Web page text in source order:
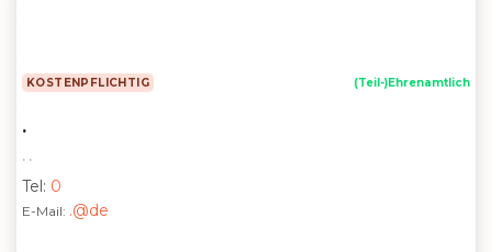
KOSTENPFLICHTIG (Teil-)Ehrenamtlich
.
. .
Tel: 0
E-Mail: .@de